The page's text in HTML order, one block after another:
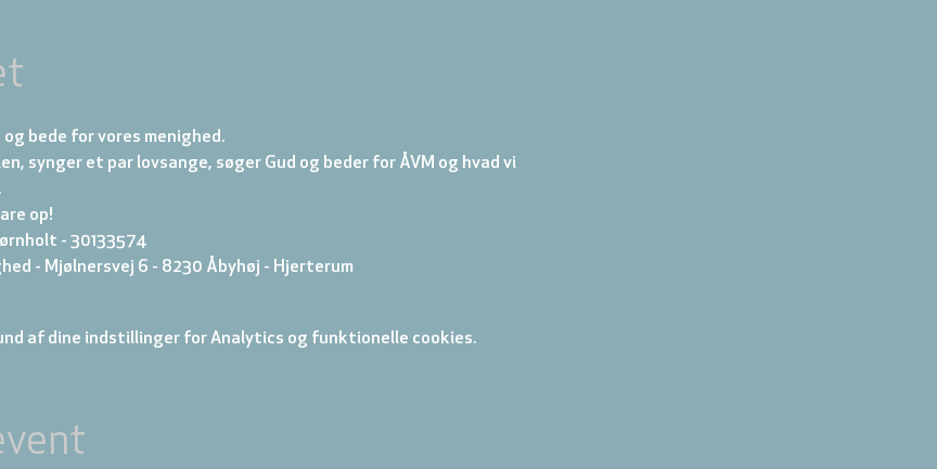
bede for vores menighed.
synger et par lovsange, søger Gud og beder for ÅVM og hvad vi
op!
- 30133574
- Mjølnersvej 6 - 8230 Åbyhøj - Hjerterum
af dine indstillinger for Analytics og funktionelle cookies.